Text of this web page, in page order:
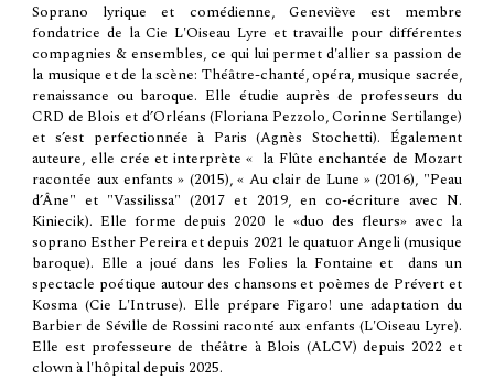
Soprano lyrique et comédienne, Geneviève est membre
fondatrice de la Cie L'Oiseau Lyre et travaille pour différentes
compagnies & ensembles, ce qui lui permet d'allier sa passion de
la musique et de la scène: Théâtre-chanté, opéra, musique sacrée,
renaissance ou baroque. Elle étudie auprès de professeurs du
CRD de Blois et d’Orléans (Floriana Pezzolo, Corinne Sertilange)
et s’est perfectionnée à Paris (Agnès Stochetti). Également
auteure, elle crée et interprète « la Flûte enchantée de Mozart
racontée aux enfants » (2015), « Au clair de Lune » (2016), "Peau
d’Âne" et "Vassilissa" (2017 et 2019, en co-écriture avec N.
Kiniecik). Elle forme depuis 2020 le «duo des fleurs» avec la
soprano Esther Pereira et depuis 2021 le quatuor Angeli (musique
baroque). Elle a joué dans les Folies la Fontaine et dans un
spectacle poétique autour des chansons et poèmes de Prévert et
Kosma (Cie L'Intruse). Elle prépare Figaro! une adaptation du
Barbier de Séville de Rossini raconté aux enfants (L'Oiseau Lyre).
Elle est professeure de théâtre à Blois (ALCV) depuis 2022 et
clown à l'hôpital depuis 2025.